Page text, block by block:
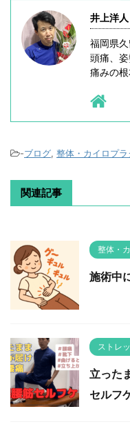
井上洋人
福岡県久
頭痛、
痛みの
-ブログ, 整体・カイロプラ
関連記事
整体・
施術中
ストレ
立った
セルフ